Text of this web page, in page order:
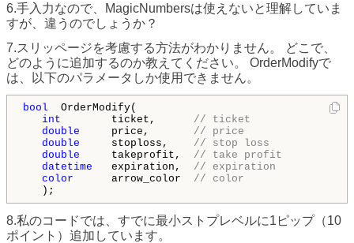
6.手入力なので、MagicNumbersは使えないと理解していま
すが、違うのでしょうか？
7.スリッページを考慮する方法がわかりません。 どこで、
どのように追加するのか教えてください。 OrderModifyで
は、以下のパラメータしか使用できません。
bool OrderModify(
int ticket, // ticket
double price, // price
double stoploss, // stop loss
double takeprofit, // take profit
datetime expiration, // expiration
color arrow_color // color
);
8.私のコードでは、すでに最小ストプレベルに1ピップ（10
ポイント）追加しています。